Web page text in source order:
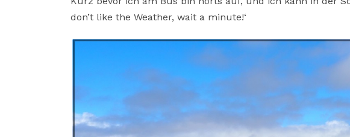
don’t like the Weather, wait a minute!‘